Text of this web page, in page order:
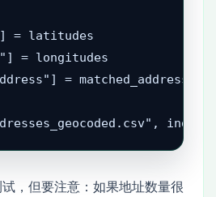
= latitudes
= longitudes
= matched_addresses
，但要注意：如果地址数量很